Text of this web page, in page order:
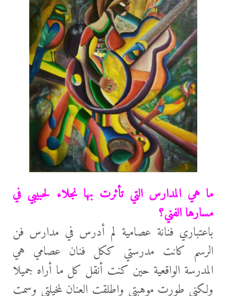
ما هي المدارس التي تأثرت بها نجلاء لحبيبي في
مسارها الفني؟
باعتباري فنانة عصامية لم أدرس في مدارس فن
الرسم كانت مدرستي ككل فنان عصامي هي
المدرسة الواقعية حين كنت أنقل كل ما أراه جميلا
ولكني طورت موهبتي واطلقت العنان لمخيلتي وسمت